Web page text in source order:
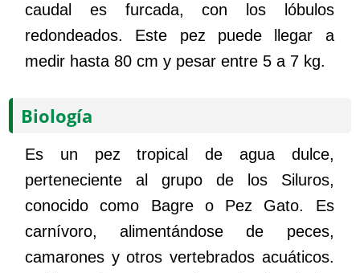
caudal es furcada, con los lóbulos
redondeados. Este pez puede llegar a
medir hasta 80 cm y pesar entre 5 a 7 kg.
Biología
Es un pez tropical de agua dulce,
perteneciente al grupo de los Siluros,
conocido como Bagre o Pez Gato. Es
carnívoro, alimentándose de peces,
camarones y otros vertebrados acuáticos.